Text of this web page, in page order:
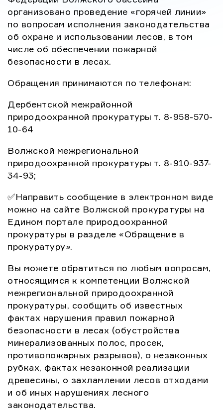
организовано проведение «горячей линии»
по вопросам исполнения законодательства
об охране и использовании лесов, в том
числе об обеспечении пожарной
безопасности в лесах.
Обращения принимаются по телефонам:
Дербентской межрайонной
природоохранной прокуратуры т. 8-958-570-
10-64
Волжской межрегиональной
природоохранной прокуратуры т. 8-910-937-
34-93;
✅Направить сообщение в электронном виде
можно на сайте Волжской прокуратуры на
Едином портале природоохранной
прокуратуры в разделе «Обращение в
прокуратуру».
Вы можете обратиться по любым вопросам,
относящимся к компетенции Волжской
межрегиональной природоохранной
прокуратуры, сообщить об известных
фактах нарушения правил пожарной
безопасности в лесах (обустройства
минерализованных полос, просек,
противопожарных разрывов), о незаконных
рубках, фактах незаконной реализации
древесины, о захламлении лесов отходами
и об иных нарушениях лесного
законодательства.